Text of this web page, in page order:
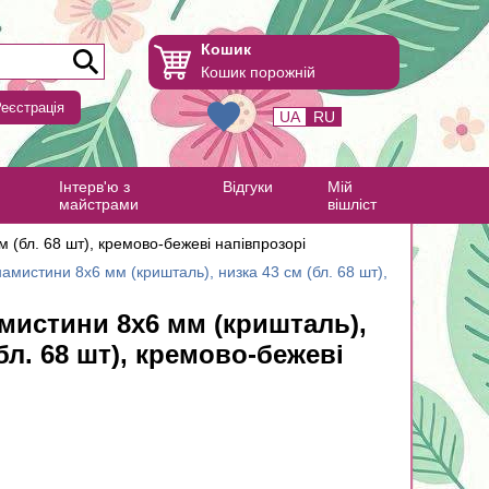
Кошик
Кошик порожній
UA RU
Інтерв'ю з
майстрами
Відгуки
Мій
вішліст
68 шт), кремово-бежеві напівпрозорі
8х6 мм (кришталь), низка 43 см (бл. 68 шт),
8х6 мм (кришталь),
68 шт), кремово-бежеві